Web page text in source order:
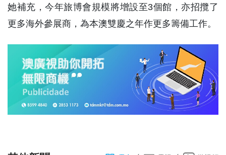
她補充，今年旅博會規模將增設至3個館，亦招攬了
更多海外參展商，為本澳雙慶之年作更多籌備工作。